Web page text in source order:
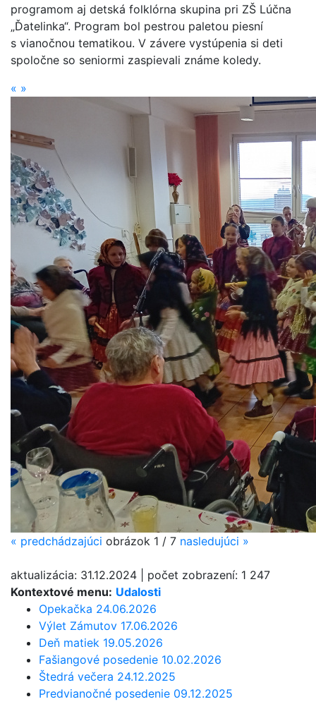
Kontextové menu: Udalosti
Opekačka 24.06.2026
Výlet Zámutov 17.06.2026
Deň matiek 19.05.2026
Fašiangové posedenie 10.02.2026
Štedrá večera 24.12.2025
Predvianočné posedenie 09.12.2025
programom aj detská folklórna skupina pri ZŠ Lúčna
„Ďatelinka“. Program bol pestrou paletou piesní
s vianočnou tematikou. V závere vystúpenia si deti
spoločne so seniormi zaspievali známe koledy.
« »
« predchádzajúci obrázok 1 / 7 nasledujúci »
aktualizácia: 31.12.2024 počet zobrazení: 1 247